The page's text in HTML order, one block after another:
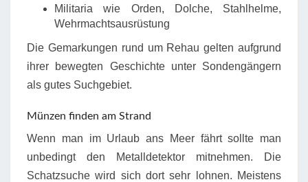
Militaria wie Orden, Dolche, Stahlhelme,
Wehrmachtsausrüstung
Die Gemarkungen rund um Rehau gelten aufgrund
ihrer bewegten Geschichte unter Sondengängern
als gutes Suchgebiet.
Münzen finden am Strand
Wenn man im Urlaub ans Meer fährt sollte man
unbedingt den Metalldetektor mitnehmen. Die
Schatzsuche wird sich dort sehr lohnen. Meistens